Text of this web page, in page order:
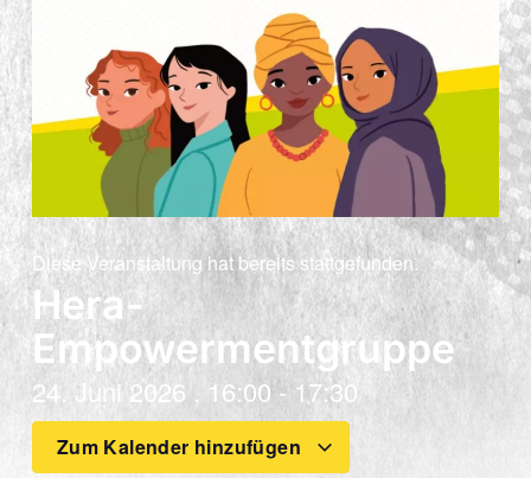
Diese Veranstaltung hat bereits stattgefunden.
Hera-
Empowermentgruppe
24. Juni 2026 , 16:00 - 17:30
Zum Kalender hinzufügen